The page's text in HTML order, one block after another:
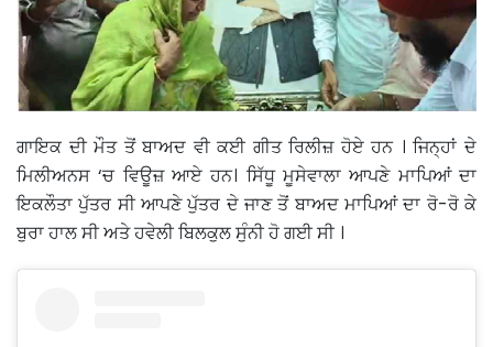
ਗਾਇਕ ਦੀ ਮੌਤ ਤੋਂ ਬਾਅਦ ਵੀ ਕਈ ਗੀਤ ਰਿਲੀਜ਼ ਹੋਏ ਹਨ । ਜਿਨ੍ਹਾਂ ਦੇ
ਮਿਲੀਅਨਸ ‘ਚ ਵਿਊਜ਼ ਆਏ ਹਨ। ਸਿੱਧੂ ਮੂਸੇਵਾਲਾ ਆਪਣੇ ਮਾਪਿਆਂ ਦਾ
ਇਕਲੌਤਾ ਪੁੱਤਰ ਸੀ ਆਪਣੇ ਪੁੱਤਰ ਦੇ ਜਾਣ ਤੋਂ ਬਾਅਦ ਮਾਪਿਆਂ ਦਾ ਰੋ-ਰੋ ਕੇ
ਬੁਰਾ ਹਾਲ ਸੀ ਅਤੇ ਹਵੇਲੀ ਬਿਲਕੁਲ ਸੁੰਨੀ ਹੋ ਗਈ ਸੀ ।